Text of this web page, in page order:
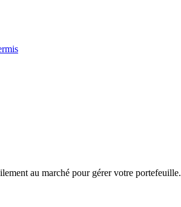
au marché pour gérer votre portefeuille.